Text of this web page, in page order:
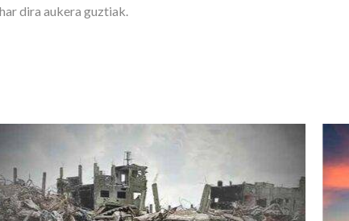
dira aukera guztiak.